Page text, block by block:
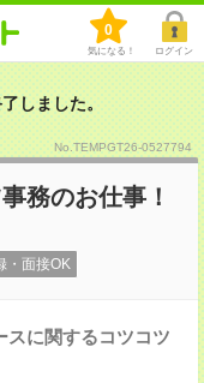
0
気になる！ ログイン
しました。
No.TEMPGT26-0527794
務のお仕事！
・面接OK
スに関するコツコツ